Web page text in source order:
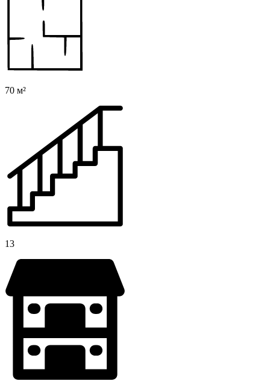
70 м²
13